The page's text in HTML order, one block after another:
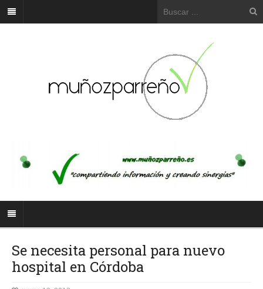
Se necesita personal para nuevo
hospital en Córdoba